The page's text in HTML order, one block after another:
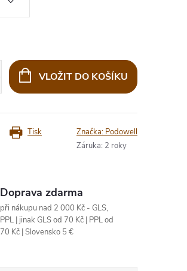
VLOŽIT DO KOŠÍKU
Tisk Značka: Podowell
Záruka: 2 roky
Doprava zdarma
při nákupu nad 2 000 Kč - GLS,
PPL | jinak GLS od 70 Kč | PPL od
70 Kč | Slovensko 5 €